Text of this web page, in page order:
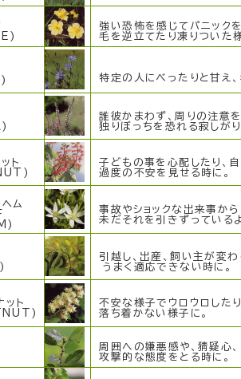
強い恐怖を感じてパニックを
毛を逆立てたり凍りついた
特定の人にべったりと甘え、
誰彼かまわず、周りの注意を
独りぼっちを恐れる寂しがり
ト
子どもの事を心配したり、
過度の不安を見せる時に。
ム
事故やショックな出来事から
未だそれを引きずっている
引越し、出産、飼い主が変わ
うまく適応できない時に。
ット
不安な様子でウロウロしたり
落ち着かない様子に。
周囲への嫌悪感や、猜疑心、
攻撃的な態度をとる時に。